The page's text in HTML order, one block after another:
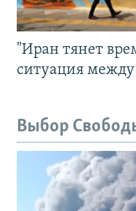
"Иран тянет
ситуация
Выбор